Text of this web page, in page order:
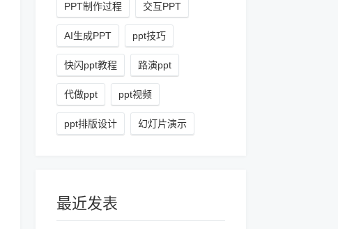
PPT制作过程 交互PPT
AI生成PPT ppt技巧
快闪ppt教程 路演ppt
代做ppt ppt视频
ppt排版设计 幻灯片演示
最近发表